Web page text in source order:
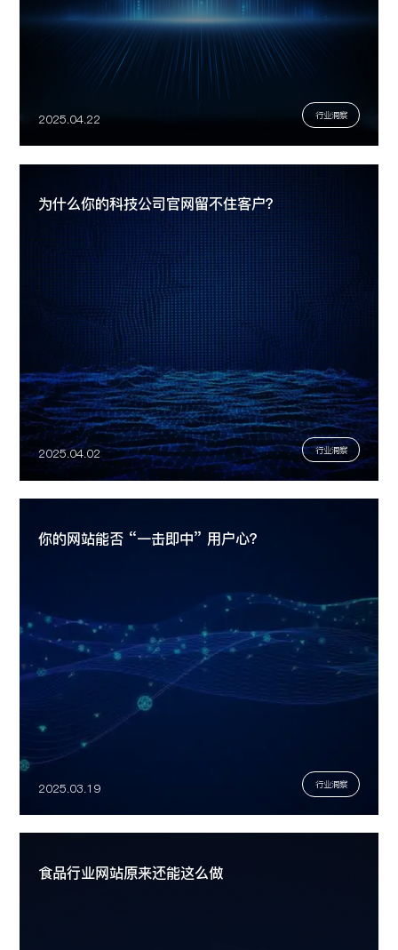
2025.04.22 行业洞察
为什么你的科技公司官网留不住客户？
2025.04.02 行业洞察
你的网站能否 “一击即中” 用户心？
2025.03.19 行业洞察
食品行业网站原来还能这么做